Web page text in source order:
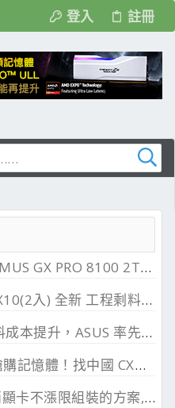
登入 註冊
SANDISK OPTIMUS GX PRO 8100 2TB 與 850X 2TB 開箱, PCIe 5.0 與 4.0 效能比較
TP-Link Deco X10(2入) 全新 工程剩料 可店到店 免運費
PCB、VRM 缺料成本提升，ASUS 率先調漲主機板
Apple 傳積極搶購記憶體！找中國 CXMT 談價格碰壁
台灣通路商取消顯卡不漲限組裝的方案, 直漲 20~45%